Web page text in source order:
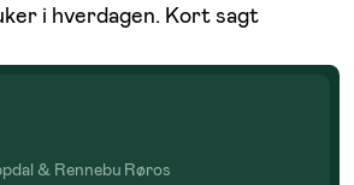
i hverdagen. Kort sagt
& Rennebu Røros